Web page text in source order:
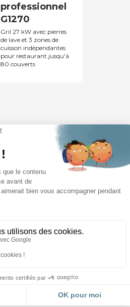
professionnel
G1270
Gril 27 kW avec pierres
de lave et 3 zones de
cuisson indépendantes
pour restaurant jusqu'à
80 couverts